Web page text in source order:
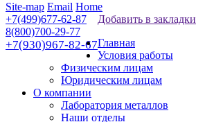
Site-map Email Home
+7(499)677-62-87
8(800)700-29-77
+7(930)967-82-67
Добавить в закладки
Главная
Условия работы
Физическим лицам
Юридическим лицам
О компании
Лаборатория металлов
Наши отделы